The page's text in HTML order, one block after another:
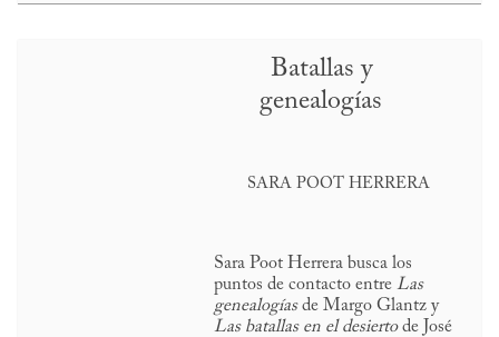
Batallas y
genealogías
SARA POOT HERRERA
Sara Poot Herrera busca los
puntos de contacto entre Las
genealogíasde Margo Glantz y
Las batallas en el desiertode José